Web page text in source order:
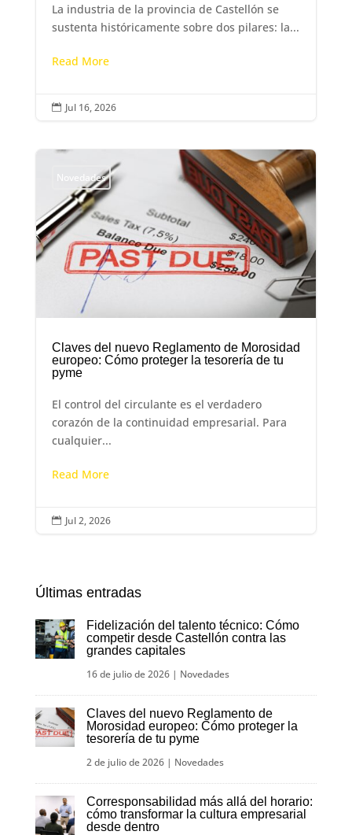
La industria de la provincia de Castellón se
sustenta históricamente sobre dos pilares: la...
Read More
 Jul 16, 2026
Novedades
Claves del nuevo Reglamento de Morosidad
europeo: Cómo proteger la tesorería de tu
pyme
El control del circulante es el verdadero
corazón de la continuidad empresarial. Para
cualquier...
Read More
 Jul 2, 2026
Últimas entradas
Fidelización del talento técnico: Cómo
competir desde Castellón contra las
grandes capitales
16 de julio de 2026| Novedades
Claves del nuevo Reglamento de
Morosidad europeo: Cómo proteger la
tesorería de tu pyme
2 de julio de 2026| Novedades
Corresponsabilidad más allá del horario:
cómo transformar la cultura empresarial
desde dentro